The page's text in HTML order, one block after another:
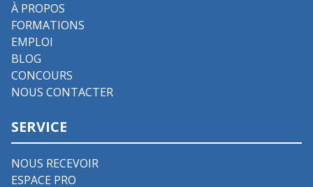
À PROPOS
FORMATIONS
EMPLOI
BLOG
CONCOURS
NOUS CONTACTER
SERVICE
NOUS RECEVOIR
ESPACE PRO